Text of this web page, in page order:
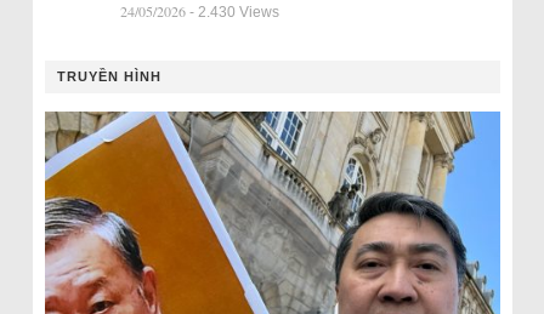
24/05/2026 - 2.430 Views
TRUYỀN HÌNH